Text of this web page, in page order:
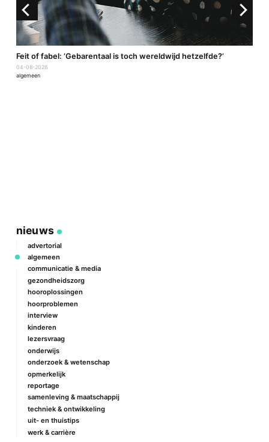
Feit of fabel: ‘Gebarentaal is toch wereldwijd hetzelfde?’
04-08-2026
algemeen
nieuws
advertorial
algemeen
communicatie & media
gezondheidszorg
hooroplossingen
hoorproblemen
interview
kinderen
lezersvraag
onderwijs
onderzoek & wetenschap
opmerkelijk
reportage
samenleving & maatschappij
techniek & ontwikkeling
uit- en thuistips
werk & carrière